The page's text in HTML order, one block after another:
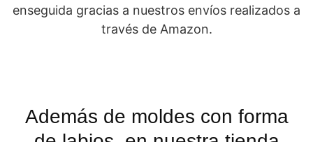
enseguida gracias a nuestros envíos realizados a
través de Amazon.
Además de moldes con forma